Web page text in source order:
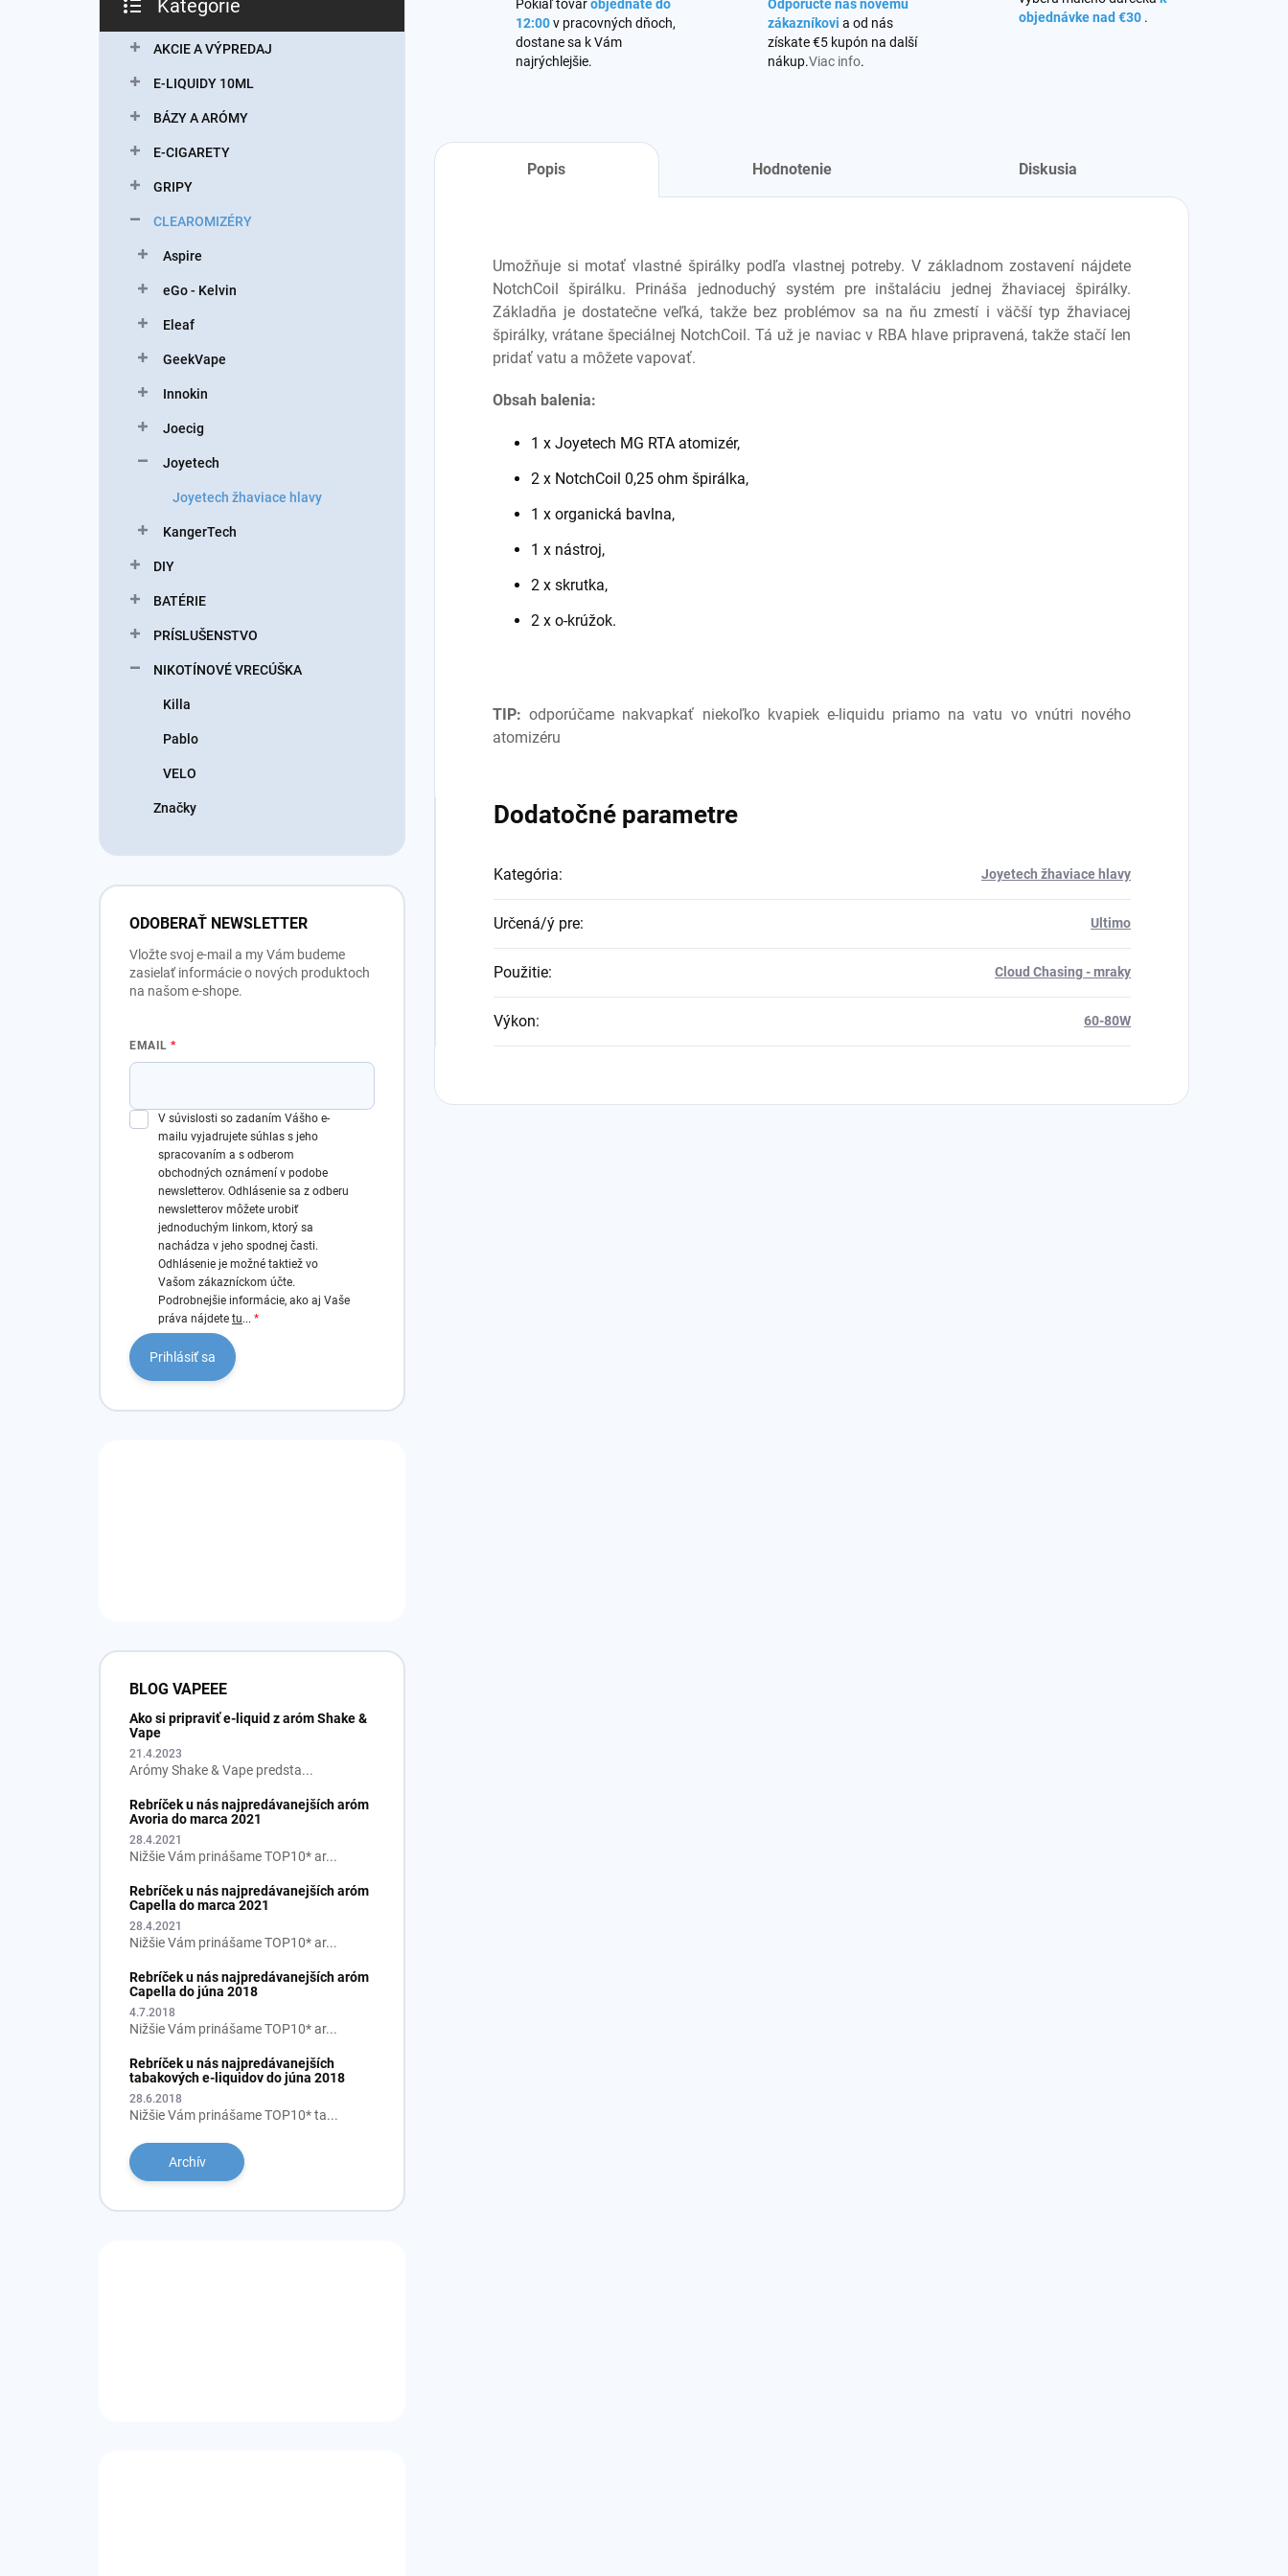
kategórie
Kategórie
AKCIE A VÝPREDAJ
E-LIQUIDY 10ML
BÁZY A ARÓMY
E-CIGARETY
GRIPY
CLEAROMIZÉRY
Aspire
eGo - Kelvin
Eleaf
GeekVape
Innokin
Joecig
Joyetech
Joyetech žhaviace hlavy
KangerTech
DIY
BATÉRIE
PRÍSLUŠENSTVO
NIKOTÍNOVÉ VRECÚŠKA
Killa
Pablo
VELO
Značky
ODOBERAŤ NEWSLETTER
Vložte svoj e-mail a my Vám budeme
zasielať informácie o nových produktoch
na našom e-shope.
EMAIL
V súvislosti so zadaním Vášho e-
mailu vyjadrujete súhlas s jeho
spracovaním a s odberom
obchodných oznámení v podobe
newsletterov. Odhlásenie sa z odberu
newsletterov môžete urobiť
jednoduchým linkom, ktorý sa
nachádza v jeho spodnej časti.
Odhlásenie je možné taktiež vo
Vašom zákazníckom účte.
Podrobnejšie informácie, ako aj Vaše
práva nájdete tu...
Prihlásiť sa
BLOG VAPEEE
Ako si pripraviť e-liquid z aróm Shake &
Vape
21.4.2023
Arómy Shake & Vape predsta...
Rebríček u nás najpredávanejších aróm
Avoria do marca 2021
28.4.2021
Nižšie Vám prinášame TOP10* ar...
Rebríček u nás najpredávanejších aróm
Capella do marca 2021
28.4.2021
Nižšie Vám prinášame TOP10* ar...
Rebríček u nás najpredávanejších aróm
Capella do júna 2018
4.7.2018
Nižšie Vám prinášame TOP10* ar...
Rebríček u nás najpredávanejších
tabakových e-liquidov do júna 2018
28.6.2018
Nižšie Vám prinášame TOP10* ta...
Archív
Pokiaľ tovarobjednáte do
12:00v pracovných dňoch,
dostane sa k Vám
najrýchlejšie.
Odporučte nás novému
zákazníkovi a od nás
získate €5 kupón na další
nákup.Viac info.
objednávke nad €30 .
Popis Hodnotenie Diskusia
Umožňuje si motať vlastné špirálky podľa vlastnej potreby. V základnom zostavení nájdete
NotchCoil špirálku. Prináša jednoduchý systém pre inštaláciu jednej žhaviacej špirálky.
Základňa je dostatečne veľká, takže bez problémov sa na ňu zmestí i väčší typ žhaviacej
špirálky, vrátane špeciálnej NotchCoil. Tá už je naviac v RBA hlave pripravená, takže stačí len
pridať vatu a môžete vapovať.
Obsah balenia:
1 x Joyetech MG RTA atomizér,
2 x NotchCoil 0,25 ohm špirálka,
1 x organická bavlna,
1 x nástroj,
2 x skrutka,
2 x o-krúžok.
TIP: odporúčame nakvapkať niekoľko kvapiek e-liquidu priamo na vatu vo vnútri nového
atomizéru
Dodatočné parametre
Kategória: Joyetech žhaviace hlavy
Určená/ý pre: Ultimo
Použitie: Cloud Chasing - mraky
Výkon: 60-80W